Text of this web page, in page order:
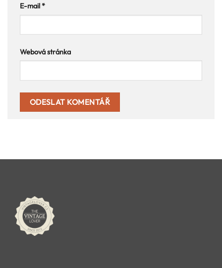
E-mail*
Webová stránka